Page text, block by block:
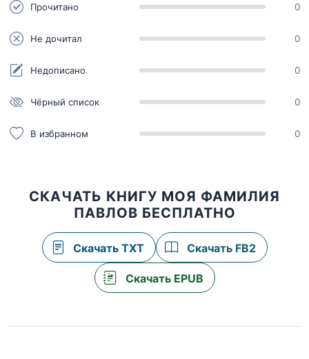
Прочитано 0
Не дочитал 0
Недописано 0
Чёрный список 0
В избранном 0
СКАЧАТЬ КНИГУ МОЯ ФАМИЛИЯ
ПАВЛОВ БЕСПЛАТНО
Скачать TXT Скачать FB2
Скачать EPUB